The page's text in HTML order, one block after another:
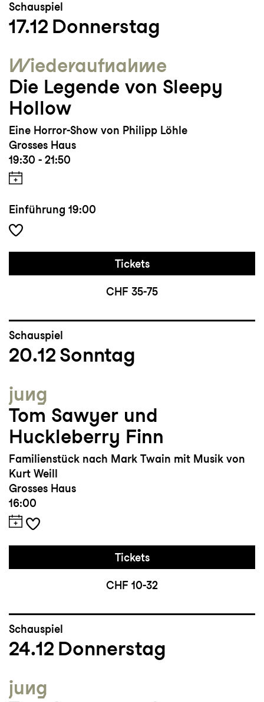
Schauspiel
17.12 Donnerstag
Wieder­aufnahme
Die Legende von Sleepy
Hollow
Eine Horror-Show von Philipp Löhle
Grosses Haus
19:30 - 21:50
Einführung 19:00
Tickets
CHF 35-75
Schauspiel
20.12 Sonntag
jung
Tom Sawyer und
Huckleberry Finn
Familienstück nach Mark Twain mit Musik von
Kurt Weill
Grosses Haus
16:00
Tickets
CHF 10-32
Schauspiel
24.12 Donnerstag
jung